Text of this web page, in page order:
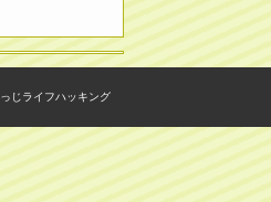
じライフハッキング